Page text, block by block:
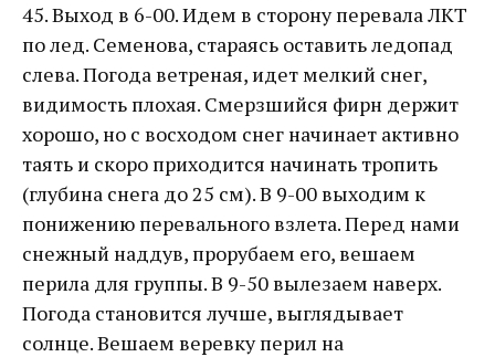
45. Выход в 6-00. Идем в сторону перевала ЛКТ
по лед. Семенова, стараясь оставить ледопад
слева. Погода ветреная, идет мелкий снег,
видимость плохая. Смерзшийся фирн держит
хорошо, но с восходом снег начинает активно
таять и скоро приходится начинать тропить
(глубина снега до 25 см). В 9-00 выходим к
понижению перевального взлета. Перед нами
снежный наддув, прорубаем его, вешаем
перила для группы. В 9-50 вылезаем наверх.
Погода становится лучше, выглядывает
солнце. Вешаем веревку перил на